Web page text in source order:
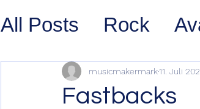
All Posts Rock
Prog Rock Post
Fastbacks
musicmakermark11. Juli